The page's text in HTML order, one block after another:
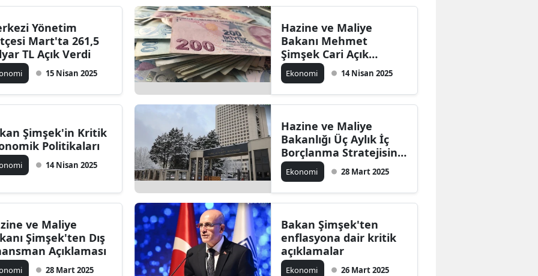
Yönetim
Mart'ta 261,5
TL Açık Verdi
15 Nisan 2025
Hazine ve Maliye
Bakanı Mehmet
Şimşek Cari Açık
Rakamlarını Açıkladı
Ekonomi 14 Nisan 2025
Şimşek'in Kritik
Politikaları
14 Nisan 2025
Hazine ve Maliye
Bakanlığı Üç Aylık İç
Borçlanma Stratejisini
Açıkladı
Ekonomi 28 Mart 2025
ve Maliye
Şimşek'ten Dış
Açıklaması
28 Mart 2025
Bakan Şimşek'ten
enflasyona dair kritik
açıklamalar
Ekonomi 26 Mart 2025